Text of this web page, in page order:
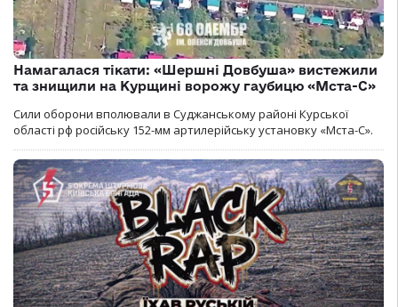
Намагалася тікати: «Шершні Довбуша» вистежили
та знищили на Курщині ворожу гаубицю «Мста-С»
Сили оборони вполювали в Суджанському районі Курської
області рф російську 152-мм артилерійську установку «Мста-С».